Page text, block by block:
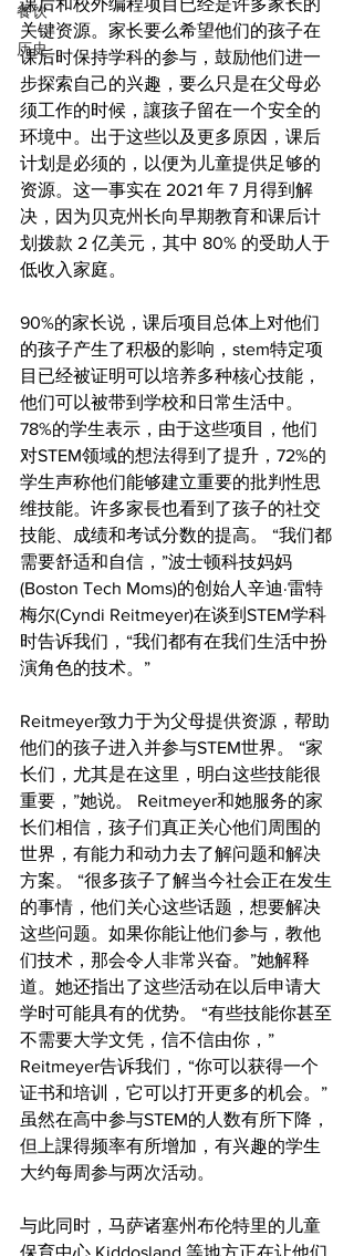
餐饮
历史
课后和校外编程项目已经是许多家长的
关键资源。家长要么希望他们的孩子在
课后时保持学科的参与，鼓励他们进一
步探索自己的兴趣，要么只是在父母必
须工作的时候，讓孩子留在一个安全的
环境中。出于这些以及更多原因，课后
计划是必须的，以便为儿童提供足够的
资源。这一事实在 2021 年 7 月得到解
决，因为贝克州长向早期教育和课后计
划拨款 2 亿美元，其中 80% 的受助人于
低收入家庭。
90%的家长说，课后项目总体上对他们
的孩子产生了积极的影响，stem特定项
目已经被证明可以培养多种核心技能，
他们可以被带到学校和日常生活中。
78%的学生表示，由于这些项目，他们
对STEM领域的想法得到了提升，72%的
学生声称他们能够建立重要的批判性思
维技能。许多家長也看到了孩子的社交
技能、成绩和考试分数的提高。 “我们都
需要舒适和自信，”波士顿科技妈妈
(Boston Tech Moms)的创始人辛迪·雷特
梅尔(Cyndi Reitmeyer)在谈到STEM学科
时告诉我们，“我们都有在我们生活中扮
演角色的技术。”
Reitmeyer致力于为父母提供资源，帮助
他们的孩子进入并参与STEM世界。 “家
长们，尤其是在这里，明白这些技能很
重要，”她说。 Reitmeyer和她服务的家
长们相信，孩子们真正关心他们周围的
世界，有能力和动力去了解问题和解决
方案。 “很多孩子了解当今社会正在发生
的事情，他们关心这些话题，想要解决
这些问题。如果你能让他们参与，教他
们技术，那会令人非常兴奋。”她解释
道。她还指出了这些活动在以后申请大
学时可能具有的优势。 “有些技能你甚至
不需要大学文凭，信不信由你，”
Reitmeyer告诉我们，“你可以获得一个
证书和培训，它可以打开更多的机会。”
虽然在高中参与STEM的人数有所下降，
但​​上課得频率有所增加，有兴趣的学生
大约每周参与两次活动。
与此同时，马萨诸塞州布伦特里的儿童
保育中心 Kiddosland 等地方正在让他们